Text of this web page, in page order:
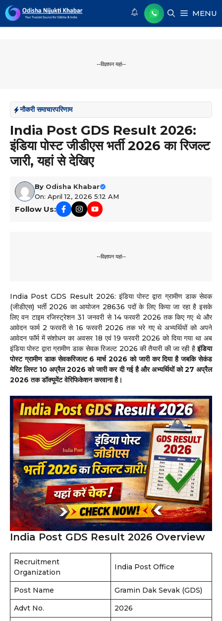
Skip
to
content
MENU
--विज्ञापन यहां--
नौकरी समाचारपरिणाम
India Post GDS Result 2026:
इंडिया पोस्ट जीडीएस भर्ती 2026 का रिजल्ट
जारी, यहां से देखिए
By Odisha Khabar
On: April 12, 2026 5:12 AM
Follow Us:
--विज्ञापन यहां--
India Post GDS Result 2026: इंडिया पोस्ट द्वारा ग्रामीण डाक सेवक
(जीडीएस) भर्ती 2026 का आयोजन 28636 पदों के लिए किया जा रहा है इसके
लिए वन टाइम रजिस्ट्रेशन 31 जनवरी से 14 फरवरी 2026 तक किए गए थे और
आवेदन फार्म 2 फरवरी से 16 फरवरी 2026 तक भरे गए थे अभ्यर्थियों को अपने
आवेदन फॉर्म में संशोधन का अवसर 18 एवं 19 फरवरी 2026 को दिया गया था अब
इंडिया पोस्ट द्वारा ग्रामीण डाक सेवक रिजल्ट 2026 की तैयारी की जा रही हैइंडिया
पोस्ट ग्रामीण डाक सेवकरिजल्ट 6 मार्च 2026 को जारी कर दिया है जबकि सेकंड
मेरिट लिस्ट 10 अप्रैल 2026 को जारी कर दी गई है और अभ्यर्थियों को 27 अप्रैल
2026 तक डॉक्यूमेंट वेरिफिकेशन करवाना है।
India Post GDS Result 2026 Overview
Recruitment
Organization
India Post Office
Post Name
Gramin Dak Sevak (GDS)
Advt No.
2026